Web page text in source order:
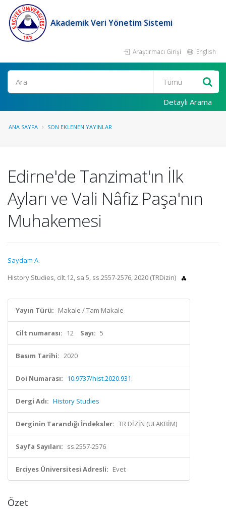
Akademik Veri Yönetim Sistemi
Araştırmacı Girişi English
Ara
Detaylı Arama
ANA SAYFA SON EKLENEN YAYINLAR
Edirne'de Tanzimat'ın İlk
Ayları ve Vali Nâfiz Paşa'nın
Muhakemesi
Saydam A.
History Studies, cilt.12, sa.5, ss.2557-2576, 2020 (TRDizin)
Yayın Türü: Makale / Tam Makale
Cilt numarası: 12 Sayı: 5
Basım Tarihi: 2020
Doi Numarası: 10.9737/hist.2020.931
Dergi Adı: History Studies
Derginin Tarandığı İndeksler: TR DİZİN (ULAKBİM)
Sayfa Sayıları: ss.2557-2576
Erciyes Üniversitesi Adresli: Evet
Özet